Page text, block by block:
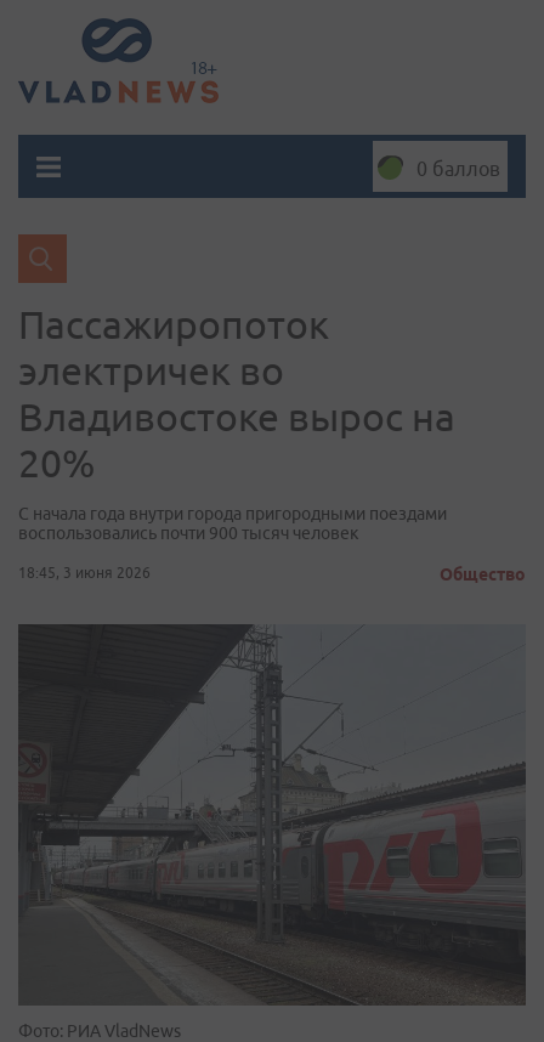
0 баллов
Пассажиропоток
электричек во
Владивостоке вырос на
20%
С начала года внутри города пригородными поездами
воспользовались почти 900 тысяч человек
18:45, 3 июня 2026 Общество
Фото: РИА VladNews